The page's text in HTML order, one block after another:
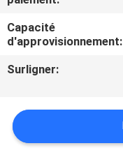
DE
LA
QUALITÉ
NOUS
CONTACTER
Capacité
d'approvisionnement:
Surligner: